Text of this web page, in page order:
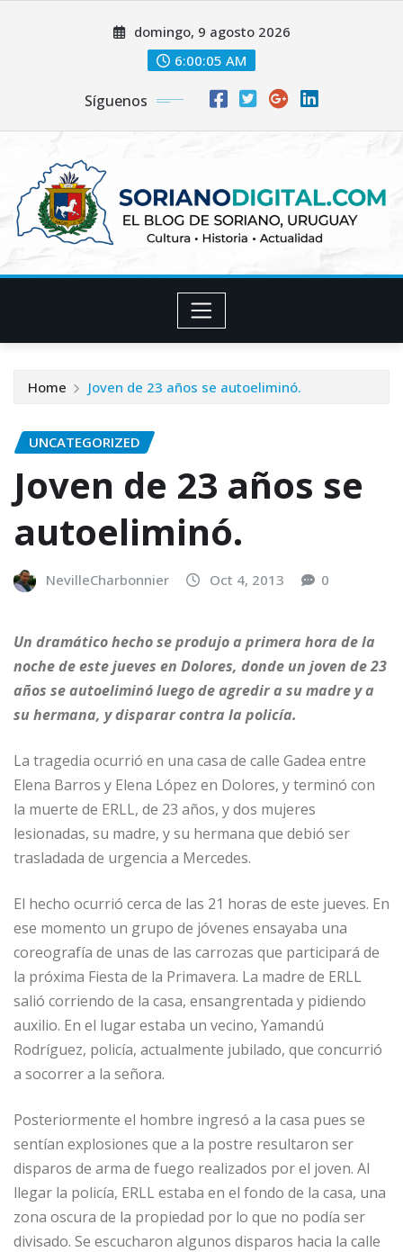
domingo, 9 agosto 2026
6:00:07 AM
Síguenos
Home Joven de 23 años se autoeliminó.
UNCATEGORIZED
Joven de 23 años se
autoeliminó.
NevilleCharbonnier Oct 4, 2013 0
Un dramático hecho se produjo a primera hora de la
noche de este jueves en Dolores, donde un joven de 23
años se autoeliminó luego de agredir a su madre y a
su hermana, y disparar contra la policía.
La tragedia ocurrió en una casa de calle Gadea entre
Elena Barros y Elena López en Dolores, y terminó con
la muerte de ERLL, de 23 años, y dos mujeres
lesionadas, su madre, y su hermana que debió ser
trasladada de urgencia a Mercedes.
El hecho ocurrió cerca de las 21 horas de este jueves. En
ese momento un grupo de jóvenes ensayaba una
coreografía de unas de las carrozas que participará de
la próxima Fiesta de la Primavera. La madre de ERLL
salió corriendo de la casa, ensangrentada y pidiendo
auxilio. En el lugar estaba un vecino, Yamandú
Rodríguez, policía, actualmente jubilado, que concurrió
a socorrer a la señora.
Posteriormente el hombre ingresó a la casa pues se
sentían explosiones que a la postre resultaron ser
disparos de arma de fuego realizados por el joven. Al
llegar la policía, ERLL estaba en el fondo de la casa, una
zona oscura de la propiedad por lo que no podía ser
divisado. Se escucharon algunos disparos hacia la calle